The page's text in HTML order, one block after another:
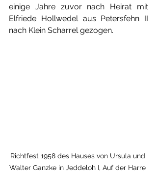
einige Jahre zuvor nach Heirat mit
Elfriede Hollwedel aus Petersfehn II
nach Klein Scharrel gezogen.
Richtfest 1958 des Hauses von Ursula und
Walter Ganzke in Jeddeloh I, Auf der Harre